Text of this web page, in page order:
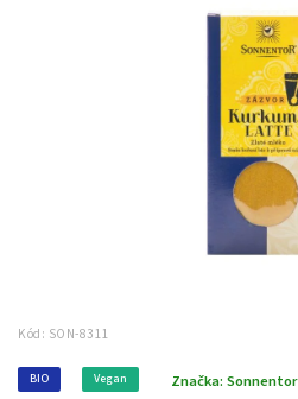
Kód: SON-8311
BIO Vegan Značka: Sonnentor